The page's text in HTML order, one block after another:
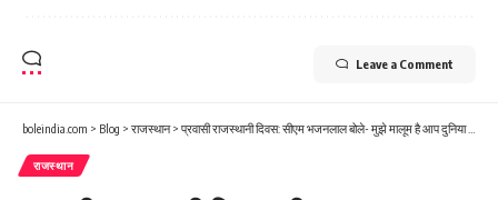
Leave a Comment
boleindia.com > Blog > राजस्थान> प्रवासी राजस्थानी दिवस: सीएम भजनलाल बोले- मुझे मालूम है आप दुनिया में कहीं भी रहें, आपका दिल राजस्थान के लिए ही धड़कता है
राजस्थान